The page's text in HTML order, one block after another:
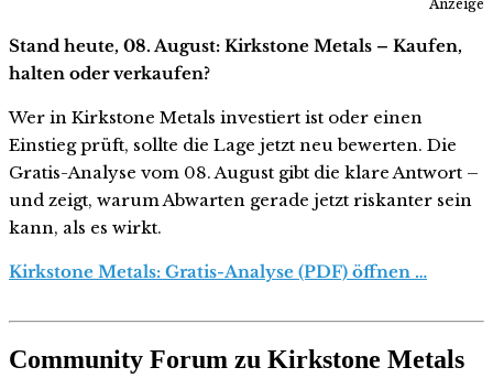
Anzeige
Stand heute, 08. August: Kirkstone Metals – Kaufen,
halten oder verkaufen?
Wer in Kirkstone Metals investiert ist oder einen
Einstieg prüft, sollte die Lage jetzt neu bewerten. Die
Gratis-Analyse vom 08. August gibt die klare Antwort –
und zeigt, warum Abwarten gerade jetzt riskanter sein
kann, als es wirkt.
Kirkstone Metals: Gratis-Analyse (PDF) öffnen …
Community Forum zu Kirkstone Metals